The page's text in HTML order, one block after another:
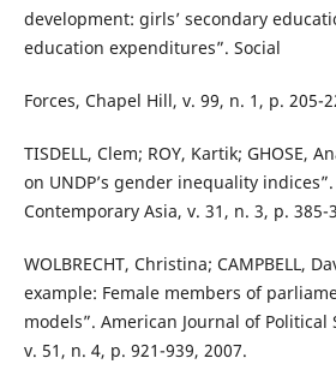
development: girls’ secondary
education expenditures”. Social
Forces, Chapel Hill, v. 99, n. 1, p. 205-
TISDELL, Clem; ROY, Kartik; GHOSE,
on UNDP’s gender inequality
Contemporary Asia, v. 31, n. 3, p. 385-
WOLBRECHT, Christina; CAMPBELL,
example: Female members of
models”. American Journal of Political
v. 51, n. 4, p. 921-939, 2007.